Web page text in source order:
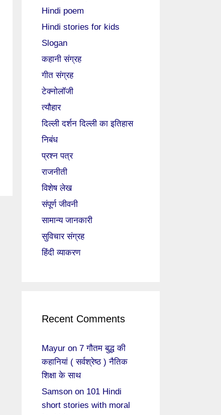
Hindi poem
Hindi stories for kids
Slogan
कहानी संग्रह
गीत संग्रह
टेक्नोलॉजी
त्यौहार
दिल्ली दर्शन दिल्ली का इतिहास
निबंध
प्रश्न पत्र
राजनीती
विशेष लेख
संपूर्ण जीवनी
सामान्य जानकारी
सुविचार संग्रह
हिंदी व्याकरण
Recent Comments
Mayur on 7 गौतम बुद्ध की
कहानियां ( सर्वश्रेष्ठ ) नैतिक
शिक्षा के साथ
Samson on 101 Hindi
short stories with moral